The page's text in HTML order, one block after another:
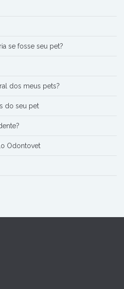
se fosse seu pet?
dos meus pets?
do seu pet
Odontovet